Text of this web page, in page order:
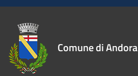
Comune di Andora